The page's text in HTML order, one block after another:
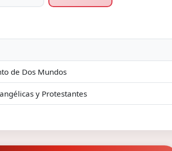
de Dos Mundos
y Protestantes